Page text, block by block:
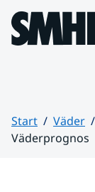
Hoppa till sidans
Start Väder
Väderprognos